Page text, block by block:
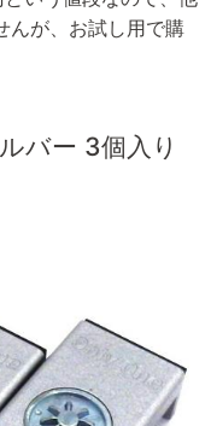
んが、お試し用で購
バー 3個入り